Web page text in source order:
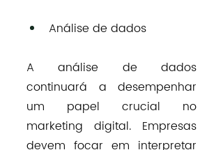
Análise de dados
A análise de dados
continuará a desempenhar
um papel crucial no
marketing digital. Empresas
devem focar em interpretar